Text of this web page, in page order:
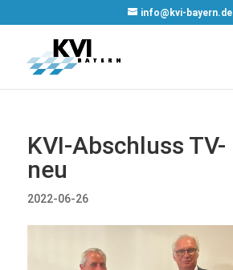
info@kvi-bayern.de
KVI-Abschluss TV-
neu
2022-06-26